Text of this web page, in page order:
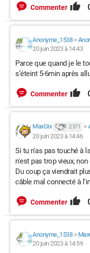
Commenter
Anonyme_1538>
20 juin 2023 à 14:43
Parce que quand je le
s’éteint 5-6min après
Commenter
MaxGix 2 371 >
20 juin 2023 à 14:46
Si tu n'as pas touché à
n'est pas trop vieux,
Du coup ça viendrait
câble mal connecté à
Commenter
Anonyme_1538>
20 juin 2023 à 14:59